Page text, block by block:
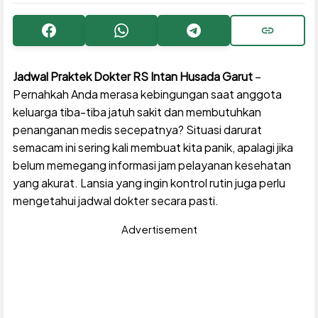
Facebook WhatsApp Telegram Copy URL
Jadwal Praktek Dokter RS Intan Husada Garut–
Pernahkah Anda merasa kebingungan saat anggota
keluarga tiba-tiba jatuh sakit dan membutuhkan
penanganan medis secepatnya? Situasi darurat
semacam ini sering kali membuat kita panik, apalagi jika
belum memegang informasi jam pelayanan kesehatan
yang akurat. Lansia yang ingin kontrol rutin juga perlu
mengetahui jadwal dokter secara pasti.
Advertisement